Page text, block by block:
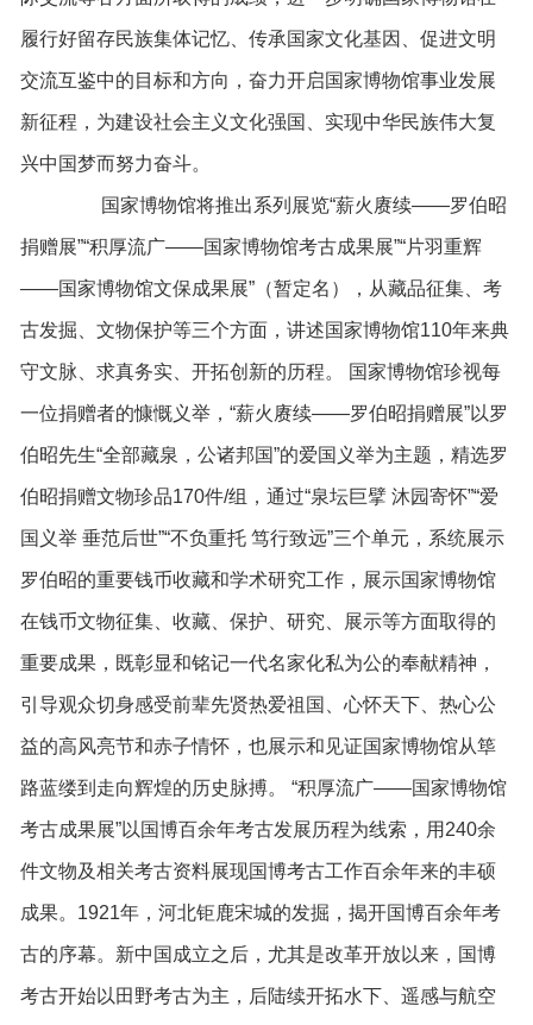
履行好留存民族集体记忆、传承国家文化基因、促进文明
交流互鉴中的目标和方向，奋力开启国家博物馆事业发展
新征程，为建设社会主义文化强国、实现中华民族伟大复
兴中国梦而努力奋斗。
国家博物馆将推出系列展览“薪火赓续——罗伯昭
捐赠展”“积厚流广——国家博物馆考古成果展”“片羽重辉
——国家博物馆文保成果展”（暂定名），从藏品征集、考
古发掘、文物保护等三个方面，讲述国家博物馆110年来典
守文脉、求真务实、开拓创新的历程。 国家博物馆珍视每
一位捐赠者的慷慨义举，“薪火赓续——罗伯昭捐赠展”以罗
伯昭先生“全部藏泉，公诸邦国”的爱国义举为主题，精选罗
伯昭捐赠文物珍品170件/组，通过“泉坛巨擘 沐园寄怀”“爱
国义举 垂范后世”“不负重托 笃行致远”三个单元，系统展示
罗伯昭的重要钱币收藏和学术研究工作，展示国家博物馆
在钱币文物征集、收藏、保护、研究、展示等方面取得的
重要成果，既彰显和铭记一代名家化私为公的奉献精神，
引导观众切身感受前辈先贤热爱祖国、心怀天下、热心公
益的高风亮节和赤子情怀，也展示和见证国家博物馆从筚
路蓝缕到走向辉煌的历史脉搏。 “积厚流广——国家博物馆
考古成果展”以国博百余年考古发展历程为线索，用240余
件文物及相关考古资料展现国博考古工作百余年来的丰硕
成果。1921年，河北钜鹿宋城的发掘，揭开国博百余年考
古的序幕。新中国成立之后，尤其是改革开放以来，国博
考古开始以田野考古为主，后陆续开拓水下、遥感与航空